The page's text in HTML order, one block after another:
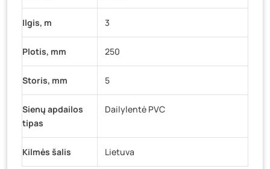
Ilgis, m 3
Plotis, mm 250
Storis, mm 5
Sienų apdailos
tipas
Dailylentė PVC
Kilmės šalis Lietuva